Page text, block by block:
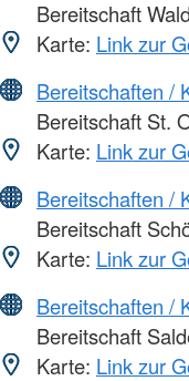
Bereitschaft
Karte: Link zur
Bereitschaften /
Bereitschaft St.
Karte: Link zur
Bereitschaften /
Bereitschaft
Karte: Link zur
Bereitschaften /
Bereitschaft
Karte: Link zur